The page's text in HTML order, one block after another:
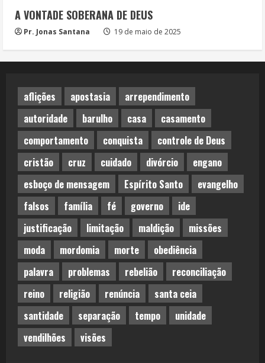
A VONTADE SOBERANA DE DEUS
Pr. Jonas Santana 19 de maio de 2025
aflições apostasia
arrependimento
autoridade
barulho casa
casamento
comportamento
conquista
controle de Deus
cristão
cruz cuidado divórcio
engano
esboço de mensagem
Espírito Santo
evangelho
falsos
família fé governo
ide
justificação
limitação maldição
missões
moda
mordomia morte
obediência
palavra
problemas rebelião
reconciliação
reino
religião renúncia
santa ceia
santidade
separação tempo
unidade
vendilhões
visões